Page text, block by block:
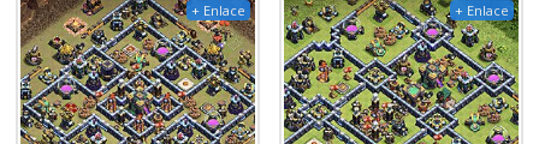
+ Enlace + Enlace